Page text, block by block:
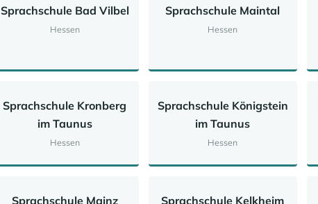
Sprachschule Bad Vilbel
Hessen
Sprachschule Maintal
Hessen
Sprachschule Kronberg
im Taunus
Hessen
Sprachschule Königstein
im Taunus
Hessen
Sprachschule Mainz
Sprachschule Kelkheim